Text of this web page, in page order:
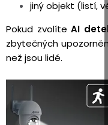
jiný objekt (listí,
Pokud zvolíteAI
zbytečných
než jsou lidé.